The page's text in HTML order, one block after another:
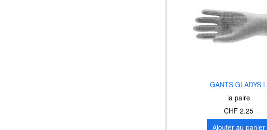
GANTS GLADYS L
la paire
CHF 2.25
Ajouter au panier